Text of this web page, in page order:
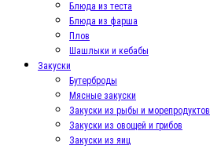
Блюда из теста
Блюда из фарша
Плов
Шашлыки и кебабы
Закуски
Бутерброды
Мясные закуски
Закуски из рыбы и морепродуктов
Закуски из овощей и грибов
Закуски из яиц